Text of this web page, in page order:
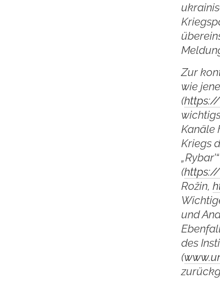
Zur
wie
(
Kanäle
Kriegs
(
Rožin,
und
des
(